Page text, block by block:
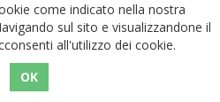
come indicato nella nostra
sul sito e visualizzandone il
all'utilizzo dei cookie.